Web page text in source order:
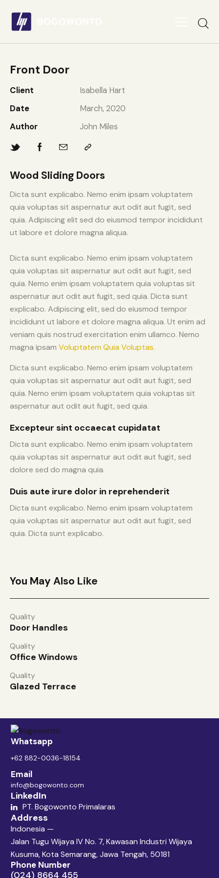
Front Door
Client
Isabella Hart
Date
March, 2020
Author
John Miles
Wood Sliding Doors
Dicta sunt explicabo. Nemo enim ipsam voluptatem
quia voluptas sit aspernatur aut odit aut fugit, sed
quia. Adipiscing elit sed do eiusmod tempor incididunt
ut labore et dolore magna aliqua.
Dicta sunt explicabo. Nemo enim ipsam voluptatem
quia voluptas sit aspernatur aut odit aut fugit, sed
quia. Nemo enim ipsam voluptatem quia voluptas sit
aspernatur aut odit aut fugit, sed quia. Dicta sunt
explicabo. Adipiscing elit, sed do eiusmod tempor
incididunt ut labore et dolore magna aliqua. Ut enim ad
veniam quis nostrud exercitation enim ullamco. Nemo
magna ipsam Voluptatem Quia Voluptas.
Dicta sunt explicabo. Nemo enim ipsam voluptatem
quia voluptas sit aspernatur aut odit aut fugit, sed
quia. Nemo enim ipsam voluptatem quia voluptas sit
aspernatur aut odit aut fugit, sed quia.
Excepteur sint occaecat cupidatat
Dicta sunt explicabo. Nemo enim ipsam voluptatem
quia voluptas sit aspernatur aut odit aut fugit, sed
dolore sed do magna quia.
Duis aute irure dolor in reprehenderit
Dicta sunt explicabo. Nemo enim ipsam voluptatem
quia voluptas sit aspernatur aut odit aut fugit, sed
quia. Dicta sunt explicabo.
You May Also Like
Quality
Door Handles
Quality
Office Windows
Quality
Glazed Terrace
Whatsapp
+62 882-0036-18154
Email
info@bogowonto.com
LinkedIn
PT. Bogowonto Primalaras
Address
Indonesia —
Jalan Tugu Wijaya IV No. 7, Kawasan Industri Wijaya
Kusuma, Kota Semarang, Jawa Tengah, 50181
Phone Number
(024) 8664 455